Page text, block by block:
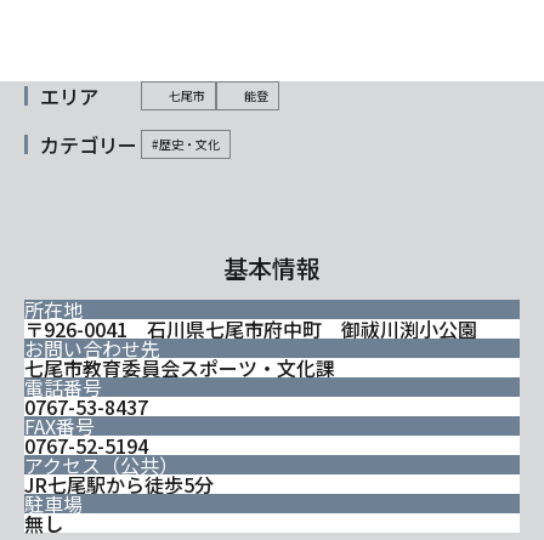
エリア 七尾市 能登
カテゴリー #歴史・文化
基本情報
所在地
〒926-0041 石川県七尾市府中町 御祓川渕小公園
お問い合わせ先
七尾市教育委員会スポーツ・文化課
電話番号
0767-53-8437
FAX番号
0767-52-5194
アクセス（公共）
JR七尾駅から徒歩5分
駐車場
無し